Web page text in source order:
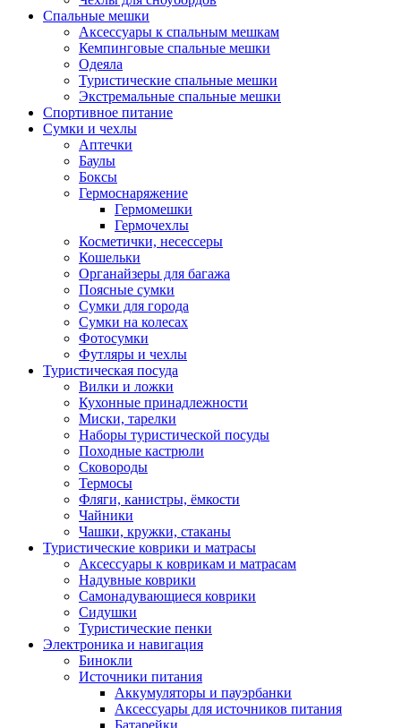
Спальные мешки
Аксессуары к спальным мешкам
Кемпинговые спальные мешки
Одеяла
Туристические спальные мешки
Экстремальные спальные мешки
Спортивное питание
Сумки и чехлы
Аптечки
Баулы
Боксы
Гермоснаряжение
Гермомешки
Гермочехлы
Косметички, несессеры
Кошельки
Органайзеры для багажа
Поясные сумки
Сумки для города
Сумки на колесах
Фотосумки
Футляры и чехлы
Туристическая посуда
Вилки и ложки
Кухонные принадлежности
Миски, тарелки
Наборы туристической посуды
Походные кастрюли
Сковороды
Термосы
Фляги, канистры, ёмкости
Чайники
Чашки, кружки, стаканы
Туристические коврики и матрасы
Аксессуары к коврикам и матрасам
Надувные коврики
Самонадувающиеся коврики
Сидушки
Туристические пенки
Электроника и навигация
Бинокли
Источники питания
Аккумуляторы и пауэрбанки
Аксессуары для источников питания
Батарейки